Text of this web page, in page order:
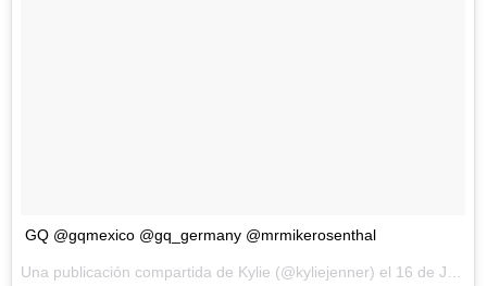
GQ @gqmexico @gq_germany @mrmikerosenthal
Una publicación compartida de Kylie (@kyliejenner) el 16 de Jul de 2017 a la(s) 6:44 PDT